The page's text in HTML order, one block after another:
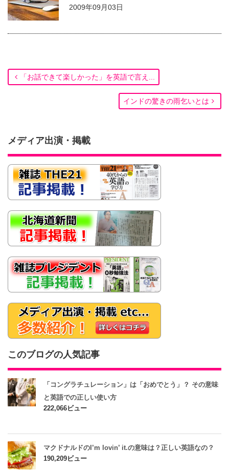
2009年09月03日
「お話できて楽しかった」を英語で言え...
インドの驚きの雨乞いとは
メディア出演・掲載
このブログの人気記事
「コングラチュレーション」は「おめでとう」？ その意味
と英語での正しい使い方
222,066ビュー
マクドナルドのI’m lovin’ it.の意味は？正しい英語なの？
190,209ビュー